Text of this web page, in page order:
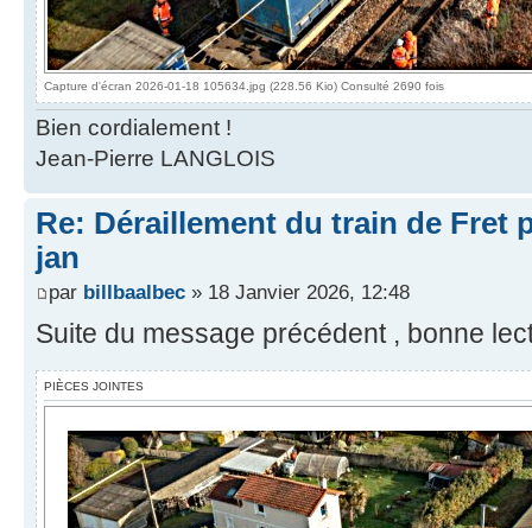
Capture d'écran 2026-01-18 105634.jpg (228.56 Kio) Consulté 2690 fois
Bien cordialement !
Jean-Pierre LANGLOIS
Re: Déraillement du train de Fret
jan
par billbaalbec » 18 Janvier 2026, 12:48
Suite du message précédent , bonne
PIÈCES JOINTES